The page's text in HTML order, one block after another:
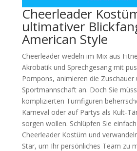
Cheerleader
ultimativer
American Style
Cheerleader wedeln im Mix aus
Akrobatik und Sprechgesang mit
Pompons, animieren die Zuschauer
Sportmannschaft an. Doch Sie
komplizierten Turnfiguren
Karneval oder auf Partys als Kult-
sorgen wollen. Schlüpfen Sie
Cheerleader Kostüm und
Star, um Ihr persönliches Team zu